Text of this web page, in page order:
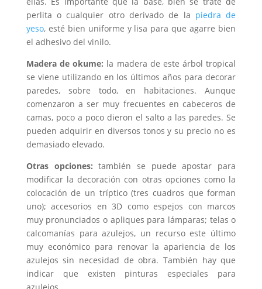
perlita o cualquier otro derivado de la piedra de
yeso, esté bien uniforme y lisa para que agarre bien
el adhesivo del vinilo.
Madera de okume: la madera de este árbol tropical
se viene utilizando en los últimos años para decorar
paredes, sobre todo, en habitaciones. Aunque
comenzaron a ser muy frecuentes en cabeceros de
camas, poco a poco dieron el salto a las paredes. Se
pueden adquirir en diversos tonos y su precio no es
demasiado elevado.
Otras opciones:también se puede apostar para
modificar la decoración con otras opciones como la
colocación de un tríptico (tres cuadros que forman
uno); accesorios en 3D como espejos con marcos
muy pronunciados o apliques para lámparas; telas o
calcomanías para azulejos, un recurso este último
muy económico para renovar la apariencia de los
azulejos sin necesidad de obra. También hay que
indicar que existen pinturas especiales para